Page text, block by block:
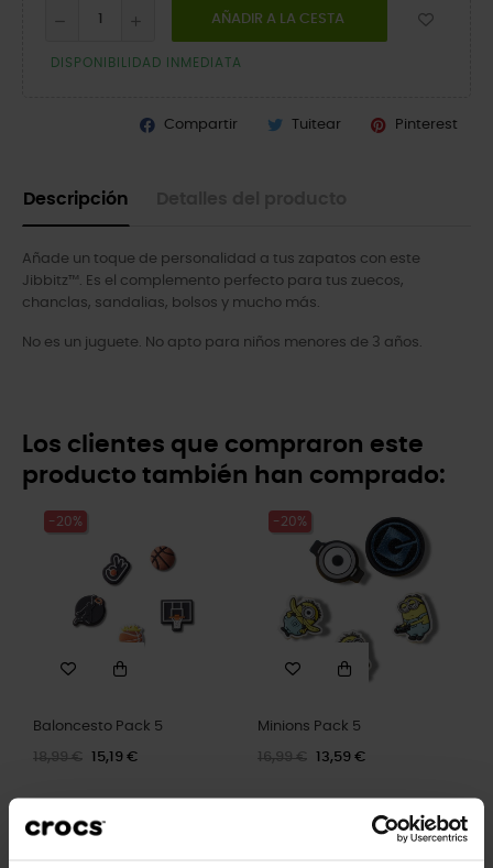
AÑADIR A LA CESTA
DISPONIBILIDAD INMEDIATA
Compartir Tuitear Pinterest
Descripción
Añade un toque de personalidad a tus zapatos con este
Jibbitz™. Es el complemento perfecto para tus zuecos,
chanclas, sandalias, bolsos y mucho más.
No es un juguete. No apto para niños menores de 3 años.
Los clientes que compraron este
producto también han comprado:
-20%
Baloncesto Pack 5
18,99 € 15,19 €
-20%
Minions Pack 5
16,99 € 13,59 €
-20%